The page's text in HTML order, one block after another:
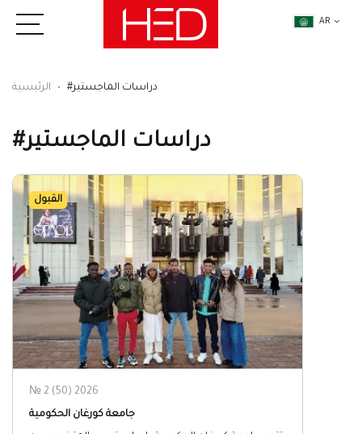
AR
الرئيسية #دراسات الماجستير
#دراسات الماجستير
القبول
№ 2 (50) 2026
جامعة كورغان الحكومية